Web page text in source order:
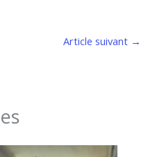
Article suivant →